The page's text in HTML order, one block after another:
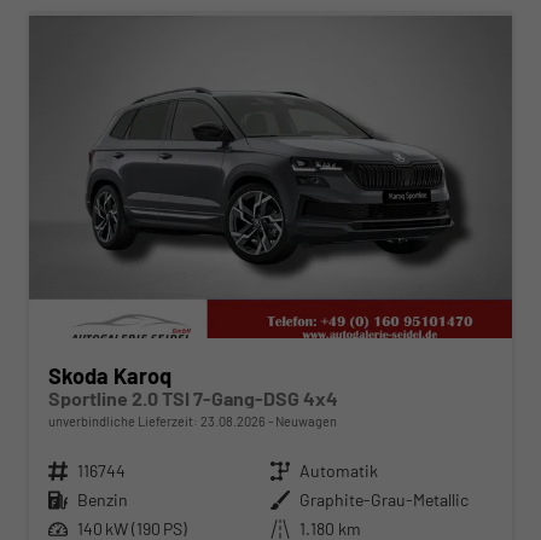
Skoda Karoq
Sportline 2.0 TSI 7-Gang-DSG 4x4
unverbindliche Lieferzeit: 23.08.2026 Neuwagen
Fahrzeugnr. 116744 Getriebe Automatik
Kraftstoff Benzin Außenfarbe Graphite-Grau-Metallic
Leistung 140 kW (190 PS) Kilometerstand 1.180 km